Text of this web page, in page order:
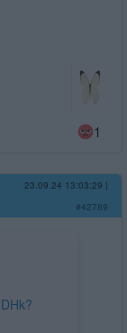
1
23.09.24 13:03:29 |
#42789